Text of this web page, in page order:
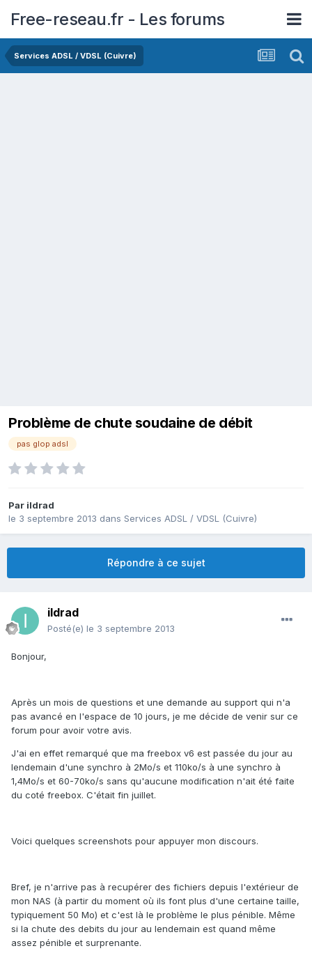
Free-reseau.fr - Les forums
Services ADSL / VDSL (Cuivre)
Problème de chute soudaine de débit
pas glop adsl
Par ildrad
le 3 septembre 2013 dans Services ADSL / VDSL (Cuivre)
Répondre à ce sujet
ildrad
Posté(e) le 3 septembre 2013
Bonjour,
Après un mois de questions et une demande au support qui n'a
pas avancé en l'espace de 10 jours, je me décide de venir sur ce
forum pour avoir votre avis.
J'ai en effet remarqué que ma freebox v6 est passée du jour au
lendemain d'une synchro à 2Mo/s et 110ko/s à une synchro à
1,4Mo/s et 60-70ko/s sans qu'aucune modification n'ait été faite
du coté freebox. C'était fin juillet.
Voici quelques screenshots pour appuyer mon discours.
Bref, je n'arrive pas à recupérer des fichiers depuis l'extérieur de
mon NAS (à partir du moment où ils font plus d'une certaine taille,
typiquement 50 Mo) et c'est là le problème le plus pénible. Même
si la chute des debits du jour au lendemain est quand même
assez pénible et surprenante.